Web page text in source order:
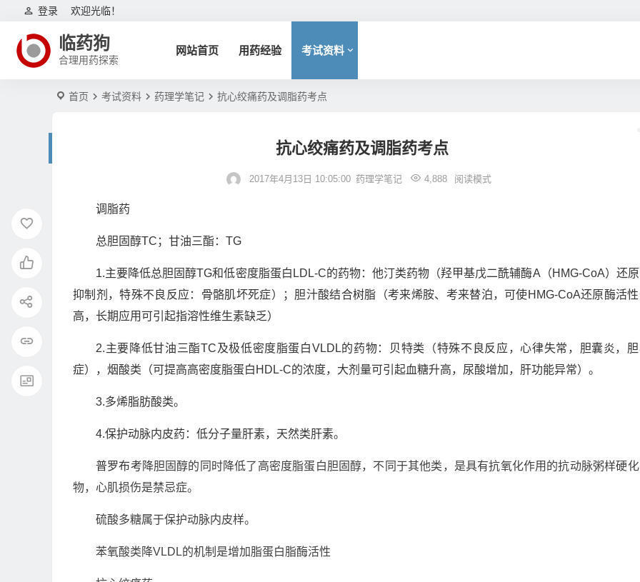
欢迎光临！
登录
临药狗
合理用药探索
网站首页 用药经验 考试资料
首页 考试资料 药理学笔记 抗心绞痛药及调脂药考点
抗心绞痛药及调脂药考点
2017年4月13日 10:05:00 药理学笔记 4,888 阅读模式
调脂药
总胆固醇TC；甘油三酯：TG
1.主要降低总胆固醇TG和低密度脂蛋白LDL-C的药物：他汀类药物（羟甲基戊二酰辅酶A（HMG-CoA）还
抑制剂，特殊不良反应：骨骼肌坏死症）；胆汁酸结合树脂（考来烯胺、考来替泊，可使HMG-CoA还原酶活
高，长期应用可引起指溶性维生素缺乏）
2.主要降低甘油三酯TC及极低密度脂蛋白VLDL的药物：贝特类（特殊不良反应，心律失常，胆囊炎，
症），烟酸类（可提高高密度脂蛋白HDL-C的浓度，大剂量可引起血糖升高，尿酸增加，肝功能异常）。
3.多烯脂肪酸类。
4.保护动脉内皮药：低分子量肝素，天然类肝素。
普罗布考 降胆固醇的同时降低了高密度脂蛋白胆固醇，不同于其他类，是具有抗氧化作用的抗动脉粥样硬
物，心肌损伤是禁忌症。
硫酸多糖属于保护动脉内皮样。
苯氧酸类降VLDL的机制是增加脂蛋白脂酶活性